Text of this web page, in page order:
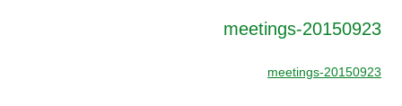
20150923-meetings
20150923-meetings